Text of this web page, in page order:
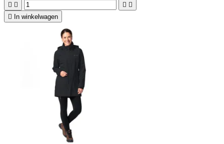
   

In winkelwagen